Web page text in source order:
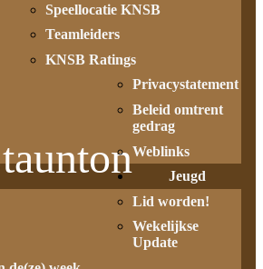
Speellocatie KNSB
Teamleiders
KNSB Ratings
Privacystatement
Beleid omtrent
gedrag
Weblinks
Jeugd
Lid worden!
Wekelijkse
Update